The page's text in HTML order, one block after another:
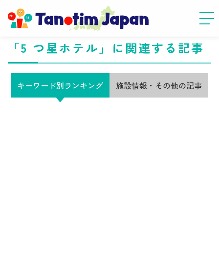
「5 つ星ホテル」に関連する記事
キーワード別ランキング 施設情報・その他の記事